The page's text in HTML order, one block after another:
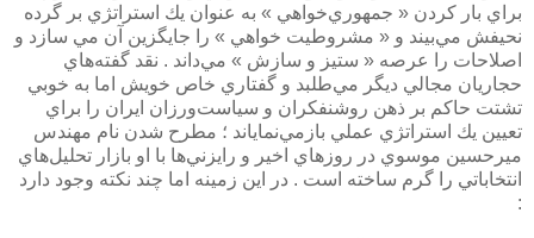
براي بار كردن « جمهوري‌خواهي » به عنوان يك استراتژي بر گرده
نحيفش مي‌بيند و «‌ مشروطيت خواهي » را جايگزين آن مي سازد و
اصلاحات را عرصه « ستيز و سازش » مي‌داند . نقد گفته‌هاي
حجاريان مجالي ديگر مي‌طلبد و گفتاري خاص خويش اما به خوبي
تشتت حاكم بر ذهن روشنفكران و سياست‌ورزان ايران را براي
تعيين يك استراتژي عملي بازمي‌نماياند ؛ مطرح شدن نام مهندس
ميرحسين موسوي در روزهاي اخير و رايزني‌ها با او بازار تحليل‌هاي
انتخاباتي را گرم ساخته است . در اين زمينه اما چند نكته وجود دارد
: